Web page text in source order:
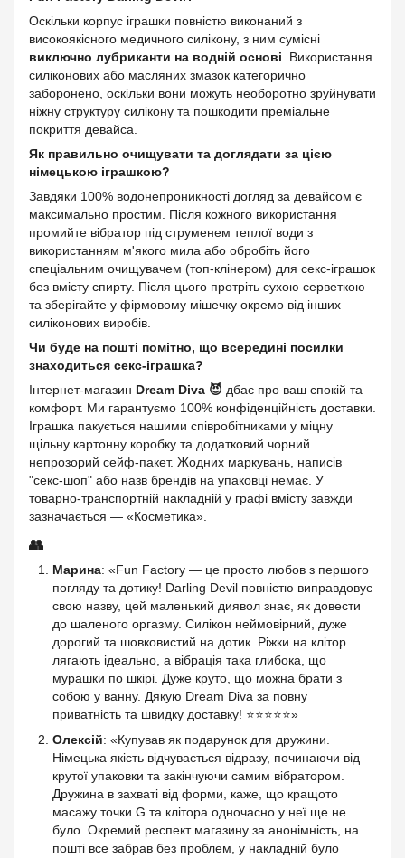
Оскільки корпус іграшки повністю виконаний з
високоякісного медичного силікону, з ним сумісні
виключно лубриканти на водній основі . Використання
силіконових або масляних змазок категорично
заборонено, оскільки вони можуть необоротно зруйнувати
ніжну структуру силікону та пошкодити преміальне
покриття девайса.
Як правильно очищувати та доглядати за цією
німецькою іграшкою?
Завдяки 100% водонепроникності догляд за девайсом є
максимально простим. Після кожного використання
промийте вібратор під струменем теплої води з
використанням м'якого мила або обробіть його
спеціальним очищувачем (топ-клінером) для секс-іграшок
без вмісту спирту. Після цього протріть сухою серветкою
та зберігайте у фірмовому мішечку окремо від інших
силіконових виробів.
Чи буде на пошті помітно, що всередині посилки
знаходиться секс-іграшка?
Інтернет-магазин Dream Diva 😈 дбає про ваш спокій та
комфорт. Ми гарантуємо 100% конфіденційність доставки.
Іграшка пакується нашими співробітниками у міцну
щільну картонну коробку та додатковий чорний
непрозорий сейф-пакет. Жодних маркувань, написів
"секс-шоп" або назв брендів на упаковці немає. У
товарно-транспортній накладній у графі вмісту завжди
зазначається — «Косметика».
👥
Марина: «Fun Factory — це просто любов з першого
погляду та дотику! Darling Devil повністю виправдовує
свою назву, цей маленький диявол знає, як довести
до шаленого оргазму. Силікон неймовірний, дуже
дорогий та шовковистий на дотик. Ріжки на клітор
лягають ідеально, а вібрація така глибока, що
мурашки по шкірі. Дуже круто, що можна брати з
собою у ванну. Дякую Dream Diva за повну
приватність та швидку доставку! ⭐⭐⭐⭐⭐»
Олексій: «Купував як подарунок для дружини.
Німецька якість відчувається відразу, починаючи від
крутої упаковки та закінчуючи самим вібратором.
Дружина в захваті від форми, каже, що кращото
масажу точки G та клітора одночасно у неї ще не
було. Окремий респект магазину за анонімність, на
пошті все забрав без проблем, у накладній було